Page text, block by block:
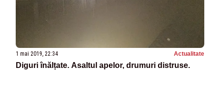
1 mai 2019, 22:34 Actualitate
Diguri înălțate. Asaltul apelor, drumuri distruse.